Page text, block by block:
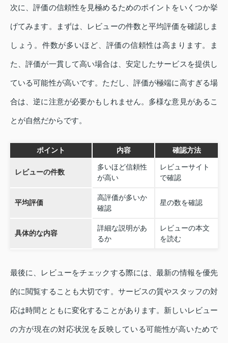
次に、評価の信頼性を見極めるためのポイントをいくつか挙
げてみます。まずは、レビューの件数と平均評価を確認しま
しょう。件数が多いほど、評価の信頼性は高まります。ま
た、評価が一貫して高い場合は、安定したサービスを提供し
ている可能性が高いです。ただし、評価が極端に高すぎる場
合は、逆に注意が必要かもしれません。多様な意見があるこ
とが自然だからです。
ポイント 内容 確認方法
レビューの件数
多いほど信頼性
が高い
レビューサイト
で確認
平均評価
高評価が多いか
確認
星の数を確認
具体的な内容
詳細な説明があ
るか
レビューの本文
を読む
最後に、レビューをチェックする際には、最新の情報を優先
的に閲覧することも大切です。サービスの質やスタッフの対
応は時間とともに変化することがあります。新しいレビュー
の方が現在の対応状況を反映している可能性が高いためで